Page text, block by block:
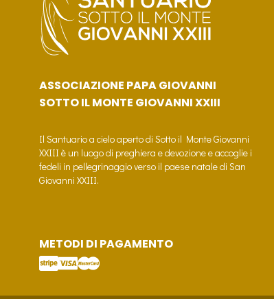
ASSOCIAZIONE PAPA GIOVANNI
SOTTO IL MONTE GIOVANNI XXIII
Il Santuario a cielo aperto di Sotto il Monte Giovanni
XXIII è un luogo di preghiera e devozione e accoglie i
fedeli in pellegrinaggio verso il paese natale di San
Giovanni XXIII.
METODI DI PAGAMENTO